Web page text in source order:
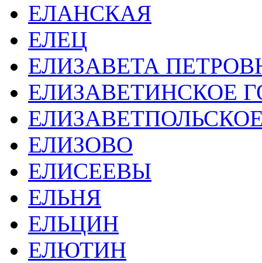
ЕЛАНСКАЯ
ЕЛЕЦ
ЕЛИЗАВЕТА
ЕЛИЗАВЕТИНСКОЕ
ЕЛИЗОВО
ЕЛИСЕЕВЫ
ЕЛЬНЯ
ЕЛЬЦИН
ЕЛЮТИН